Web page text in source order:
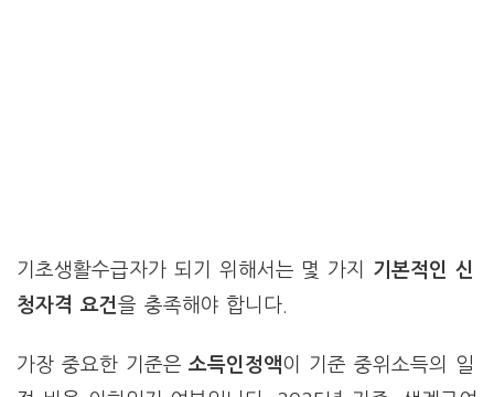
기초생활수급자가 되기 위해서는 몇 가지 기본적인 신
청자격 요건을 충족해야 합니다.
가장 중요한 기준은소득인정액이 기준 중위소득의 일